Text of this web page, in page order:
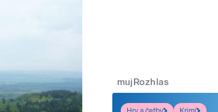
mujRozhlas